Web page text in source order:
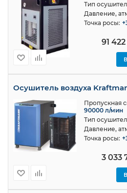
91 422
Тип
Давление,
Точка росы:
Осушитель воздуха
3 033
Пропускная
90000 л/мин
Тип
Давление,
Точка росы: